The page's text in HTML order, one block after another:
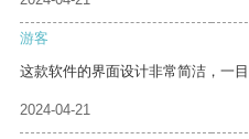
游客
这款软件的界面设计非常简洁，一目
2024-04-21